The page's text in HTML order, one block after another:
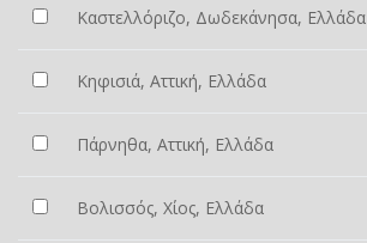
Καστελλόριζο, Δωδεκάνησα, Ελλάδα
Κηφισιά, Αττική, Ελλάδα
Πάρνηθα, Αττική, Ελλάδα
Βολισσός, Χίος, Ελλάδα